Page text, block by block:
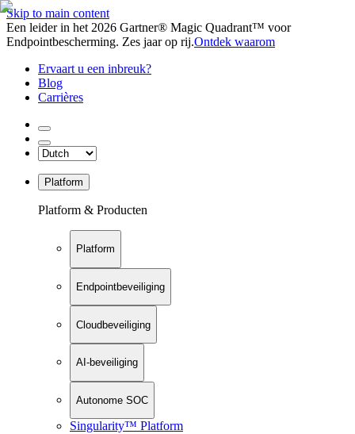
Skip to main content
Een leider in het 2026 Gartner® Magic Quadrant™ voor
Endpointbescherming. Zes jaar op rij.Ontdek waarom
Ervaart u een inbreuk?
Blog
Carrières
Platform
Platform & Producten
Platform
Endpointbeveiliging
Cloudbeveiliging
AI-beveiliging
Autonome SOC
Singularity™ Platform